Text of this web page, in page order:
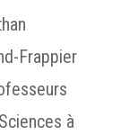
Frappier
à